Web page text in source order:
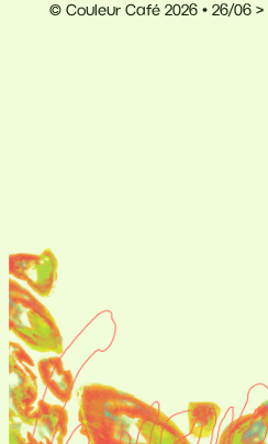
© Couleur Café 2026 • 26/06 >